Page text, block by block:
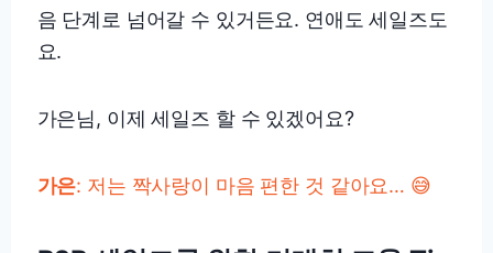
음 단계로 넘어갈 수 있거든요. 연애도 세일즈도
요.
가은님, 이제 세일즈 할 수 있겠어요?
가은: 저는 짝사랑이 마음 편한 것 같아요… 😅